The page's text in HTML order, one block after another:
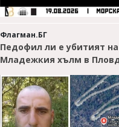
Флагман.БГ
Педофил ли е убитият на
Младежкия хълм в